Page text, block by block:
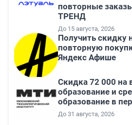
повторные
ТРЕНД
До 15 августа, 2026
Получить скидку
повторную
Яндекс Афише
Скидка 72 000 на
образование и
образование в
До 31 августа, 2026